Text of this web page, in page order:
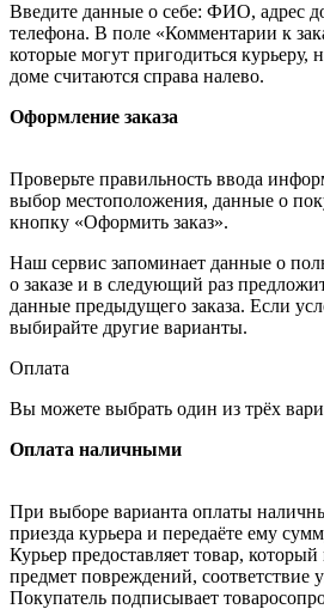
Введите данные о себе: ФИО, адрес
телефона. В поле «Комментарии к
которые могут пригодиться курьеру,
доме считаются справа налево.
Оформление заказа
Проверьте правильность ввода
выбор местоположения, данные о
кнопку «Оформить заказ».
Наш сервис запоминает данные о
о заказе и в следующий раз
данные предыдущего заказа. Если
выбирайте другие варианты.
Оплата
Вы можете выбрать один из трёх
Оплата наличными
При выборе варианта оплаты
приезда курьера и передаёте ему
Курьер предоставляет товар,
предмет повреждений, соответствие
Покупатель подписывает